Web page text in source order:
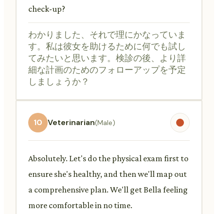
check-up?
わかりました、それで理にかなっていま
す。私は彼女を助けるために何でも試し
てみたいと思います。検診の後、より詳
細な計画のためのフォローアップを予定
しましょうか？
10 Veterinarian(Male)
Absolutely. Let's do the physical exam first to
ensure she's healthy, and then we'll map out
a comprehensive plan. We'll get Bella feeling
more comfortable in no time.